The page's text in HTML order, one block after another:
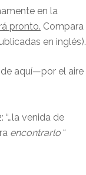
en la
pronto. Compara
en inglés).
aquí—por el aire
la venida de
encontrarlo “